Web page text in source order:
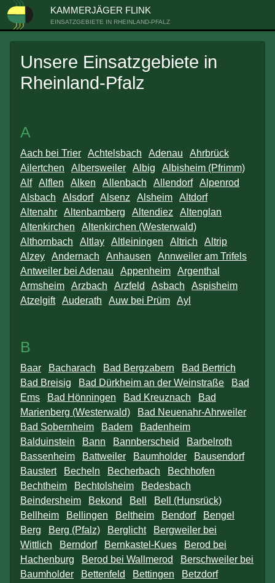
KAMMERJÄGER FLINK
EINSATZGEBIETE IN RHEINLAND-PFALZ
Unsere Einsatzgebiete in
Rheinland-Pfalz
A
Aach bei Trier Achtelsbach Adenau
Ahrbrück
Ailertchen
Albersweiler Albig
Albisheim (Pfrimm)
Alf
Alflen Alken Allenbach Allendorf
Alpenrod
Alsbach
Alsdorf Alsenz Alsheim
Altdorf
Altenahr
Altenbamberg Altendiez
Altenglan
Altenkirchen
Altenkirchen (Westerwald)
Althornbach
Altlay Altleiningen Altrich
Altrip
Alzey
Andernach Anhausen
Annweiler am Trifels
Antweiler bei Adenau
Appenheim
Argenthal
Armsheim
Arzbach Arzfeld Asbach
Aspisheim
Atzelgift
Auderath Auw bei Prüm Ayl
B
Baar Bacharach Bad Bergzabern
Bad Bertrich
Bad Breisig
Bad Dürkheim an der Weinstraße
Bad
Ems
Bad Hönningen Bad Kreuznach
Bad
Marienberg (Westerwald)
Bad Neuenahr-Ahrweiler
Bad Sobernheim
Badem
Badenheim
Balduinstein
Bann Bannberscheid
Barbelroth
Bassenheim
Battweiler Baumholder
Bausendorf
Baustert
Becheln Becherbach
Bechhofen
Bechtheim
Bechtolsheim
Bedesbach
Beindersheim
Bekond Bell
Bell (Hunsrück)
Bellheim
Bellingen Beltheim Bendorf
Bengel
Berg
Berg (Pfalz) Berglicht
Bergweiler bei
Wittlich
Berndorf Bernkastel-Kues
Berod bei
Hachenburg
Berod bei Wallmerod
Berschweiler bei
Baumholder
Bettenfeld Bettingen
Betzdorf